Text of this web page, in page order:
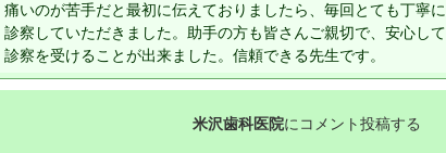
痛いのが苦手だと最初に伝えておりましたら、毎回とても丁寧に
診察していただきました。助手の方も皆さんご親切で、安心して
診察を受けることが出来ました。信頼できる先生です。
米沢歯科医院にコメント投稿する